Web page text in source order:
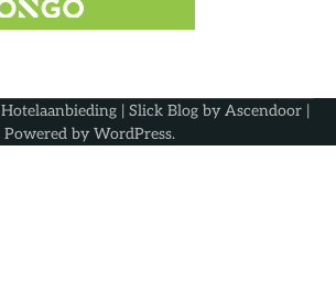
Hotelaanbieding| Slick Blog by Ascendoor|
Powered by WordPress.